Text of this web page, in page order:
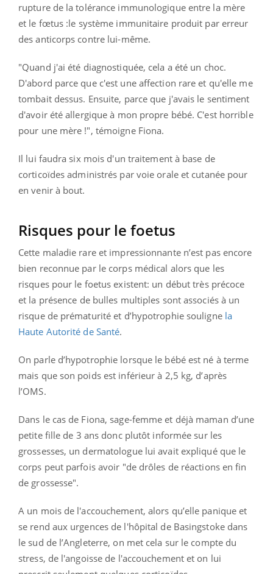
rupture de la tolérance immunologique entre la mère
et le fœtus :le système immunitaire produit par erreur
des anticorps contre lui-même.
"Quand j'ai été diagnostiquée, cela a été un choc.
D'abord parce que c'est une affection rare et qu'elle me
tombait dessus. Ensuite, parce que j'avais le sentiment
d'avoir été allergique à mon propre bébé. C'est horrible
pour une mère !", témoigne Fiona.
Il lui faudra six mois d'un traitement à base de
corticoïdes administrés par voie orale et cutanée pour
en venir à bout.
Risques pour le foetus
Cette maladie rare et impressionnante n’est pas encore
bien reconnue par le corps médical alors que les
risques pour le foetus existent: un début très précoce
et la présence de bulles multiples sont associés à un
risque de prématurité et d’hypotrophie souligne la
Haute Autorité de Santé.
On parle d’hypotrophie lorsque le bébé est né à terme
mais que son poids est inférieur à 2,5 kg, d’après
l’OMS.
Dans le cas de Fiona, sage-femme et déjà maman d’une
petite fille de 3 ans donc plutôt informée sur les
grossesses, un dermatologue lui avait expliqué que le
corps peut parfois avoir "de drôles de réactions en fin
de grossesse".
A un mois de l'accouchement, alors qu’elle panique et
se rend aux urgences de l'hôpital de Basingstoke dans
le sud de l’Angleterre, on met cela sur le compte du
stress, de l'angoisse de l'accouchement et on lui